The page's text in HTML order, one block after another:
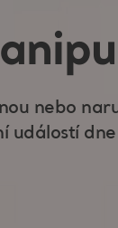
nebo
událostí